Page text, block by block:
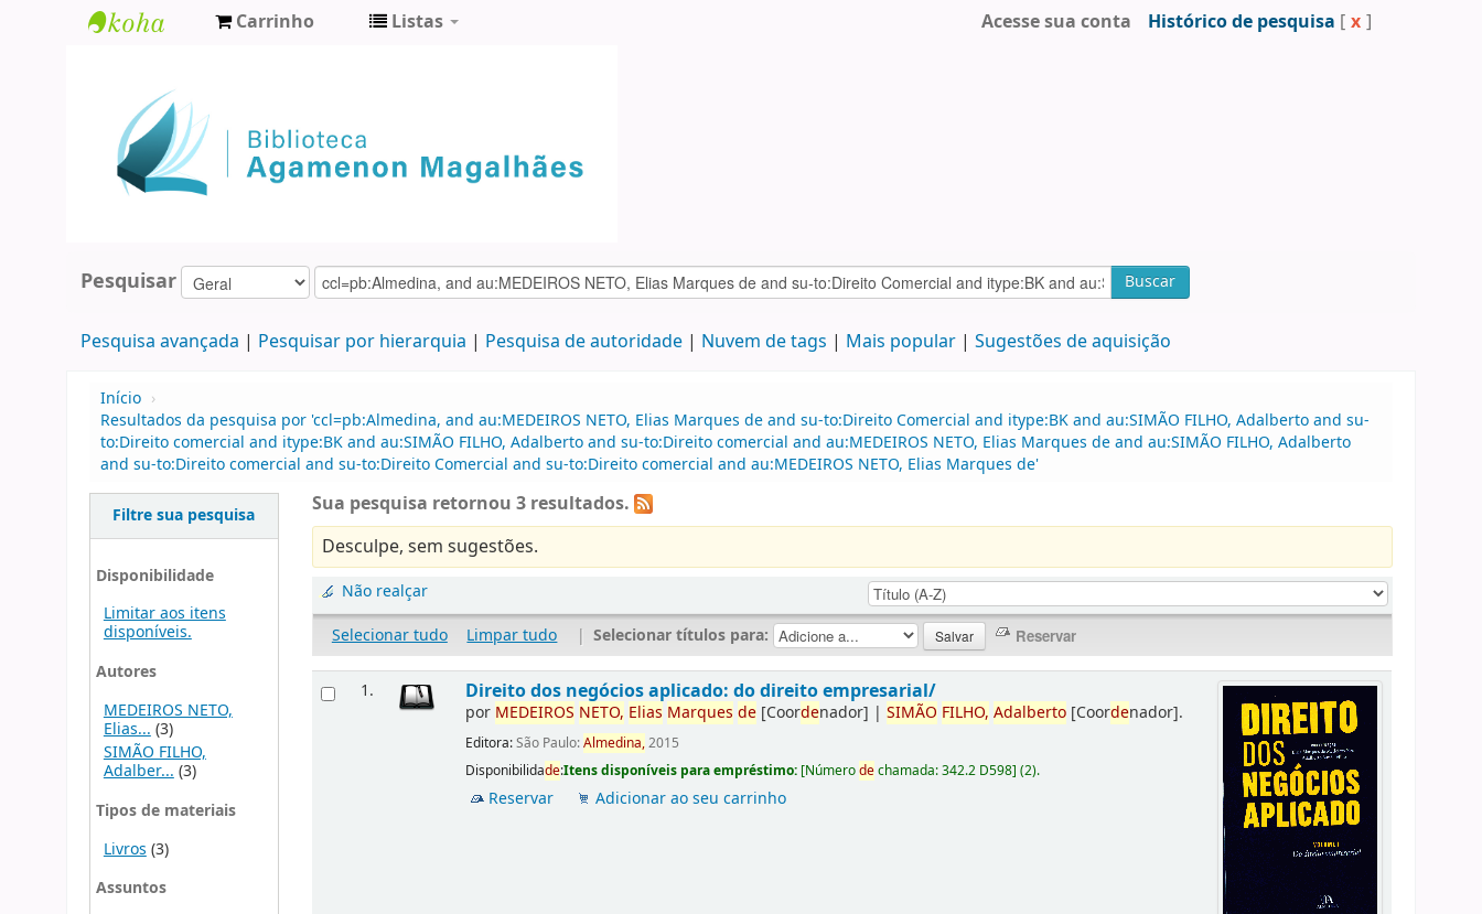
Agamenon
Magalhães
Carrinho Listas Acesse sua conta Histórico de pesquisa [ x ]
Pesquisar Buscar
Pesquisa avançada Pesquisar por hierarquia Pesquisa de autoridade Nuvem de tags Mais popular Sugestões de aquisição
Início ›
Resultados da pesquisa por 'ccl=pb:Almedina, and au:MEDEIROS NETO, Elias Marques de and su-to:Direito Comercial and itype:BK and au:SIMÃO FILHO, Adalberto and su-
to:Direito comercial and itype:BK and au:SIMÃO FILHO, Adalberto and su-to:Direito comercial and au:MEDEIROS NETO, Elias Marques de and au:SIMÃO FILHO, Adalberto
and su-to:Direito comercial and su-to:Direito Comercial and su-to:Direito comercial and au:MEDEIROS NETO, Elias Marques de'
Filtre sua pesquisa
Disponibilidade
Limitar aos itens
disponíveis.
Autores
MEDEIROS NETO,
Elias... (3)
SIMÃO FILHO,
Adalber...(3)
Tipos de materiais
Livros (3)
Assuntos
Sua pesquisa retornou 3 resultados.
Desculpe, sem sugestões.
Não realçar
Selecionar tudo
Limpar tudo | Selecionar títulos para:
1. Direito dos negócios aplicado: do direito empresarial/
por MEDEIROS NETO, Elias Marques de [Coordenador] |SIMÃO FILHO, Adalberto [Coordenador].
Editora:São Paulo:Almedina,2015
Disponibilidade:Itens disponíveis para empréstimo: [Númerodechamada:342.2 D598](2).
Reservar Adicionar ao seu carrinho